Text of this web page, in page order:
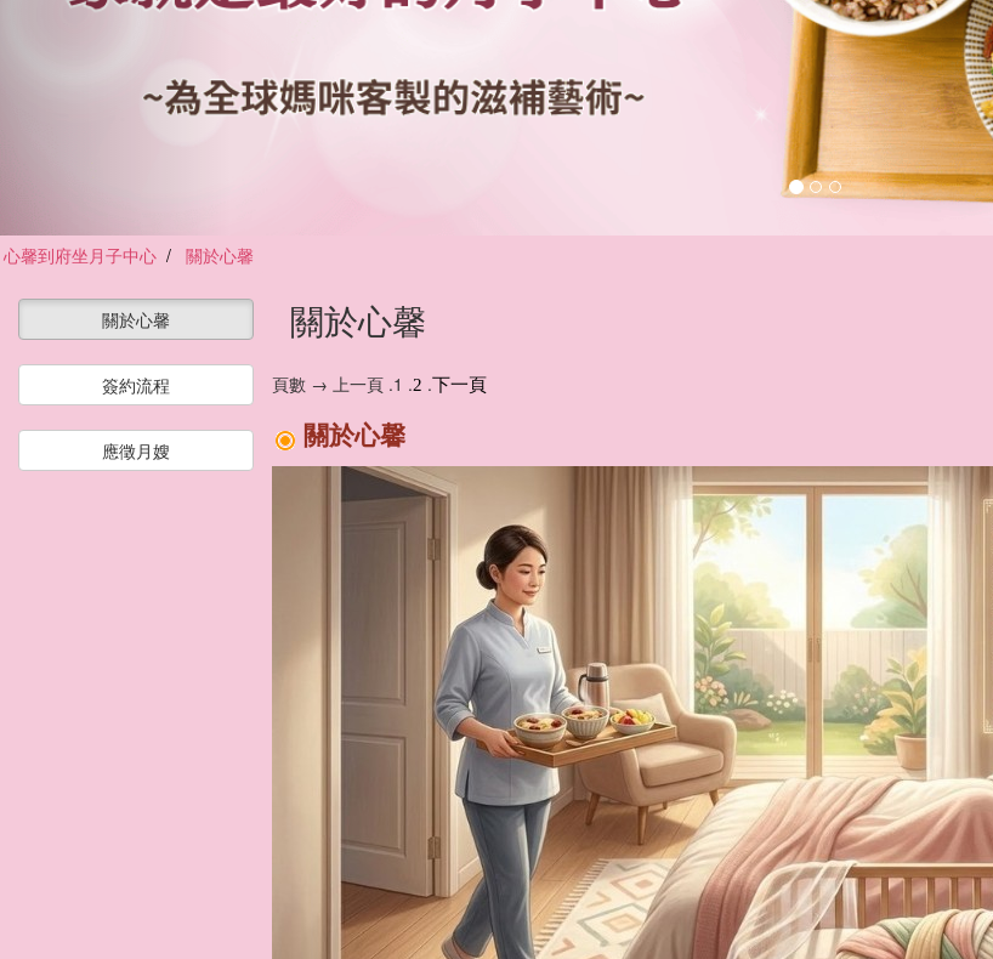
心馨到府坐月子中心 關於心馨
關於心馨
簽約流程
應徵月嫂
關於心馨
頁數 → 上一頁 .1 .2 .下一頁
關於心馨